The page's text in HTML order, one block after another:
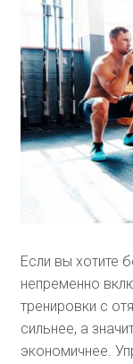
Если вы хотите
непременно
тренировки с
сильнее, а
экономичнее.